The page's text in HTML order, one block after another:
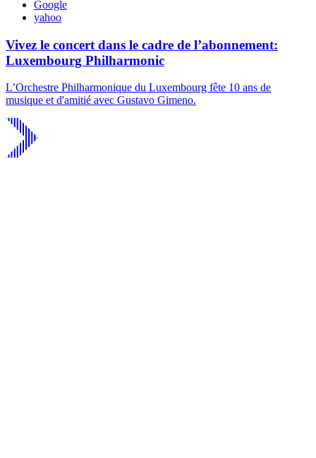
Google
yahoo
Vivez le concert dans le cadre de l’abonnement:
Luxembourg Philharmonic
L’Orchestre Philharmonique du Luxembourg fête 10 ans de
musique et d'amitié avec Gustavo Gimeno.